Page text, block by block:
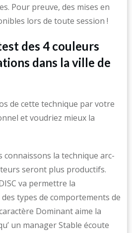
Pour preuve, des mises en
lors de toute session !
des 4 couleurs
dans la ville de
de cette technique par votre
et voudriez mieux la
connaissons la technique arc-
seront plus productifs.
va permettre la
types de comportements de
Dominant aime la
un manager Stable écoute